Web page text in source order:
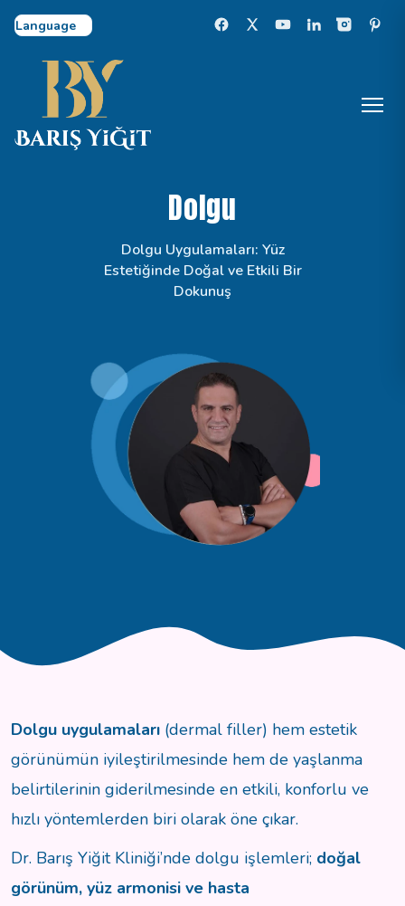
Select Language
Dolgu
Dolgu Uygulamaları: Yüz
Estetiğinde Doğal ve Etkili Bir
Dokunuş
Dolgu uygulamaları (dermal filler) hem estetik
görünümün iyileştirilmesinde hem de yaşlanma
belirtilerinin giderilmesinde en etkili, konforlu ve
hızlı yöntemlerden biri olarak öne çıkar.
Dr. Barış Yiğit Kliniği’nde dolgu işlemleri; doğal
görünüm, yüz armonisi ve hasta